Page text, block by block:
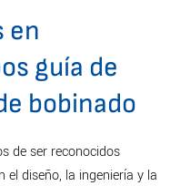
en
guía de
bobinado
de ser reconocidos
diseño, la ingeniería y la